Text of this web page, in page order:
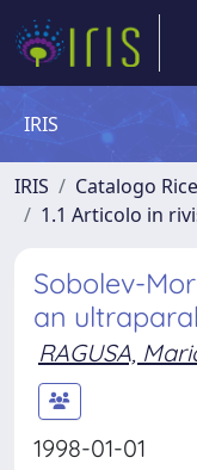
IRIS
IRIS Catalogo
1.1 Articolo in
Sobolev-
an
RAGUSA,
1998-01-01